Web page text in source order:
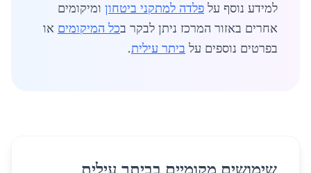
למידע נוסף על פלדה למתקני ביטחון ומיקומים
אחרים באזור המרכז ניתן לבקר בכל המיקומים או
בפרטים נוספים על ביתר עילית.